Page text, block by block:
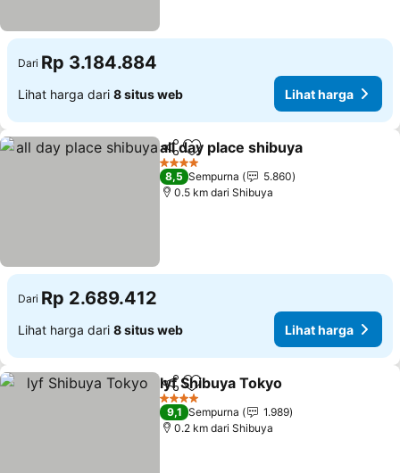
Dari Rp 3.184.884
Lihat harga dari 8 situs web Lihat harga
BagikanTambahkan ke favorit
all day place shibuya
4 Bintang
8,5 Sempurna
5.860
0.5 km dari Shibuya
Dari Rp 2.689.412
Lihat harga dari 8 situs web Lihat harga
BagikanTambahkan ke favorit
lyf Shibuya Tokyo
4 Bintang
9,1 Sempurna
1.989
0.2 km dari Shibuya